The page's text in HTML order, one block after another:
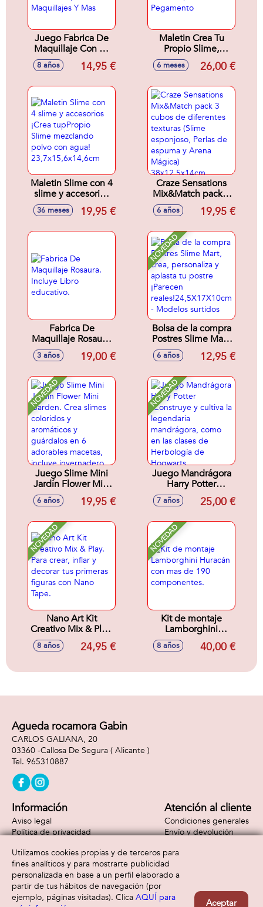
Juego Fabrica De
Maquillaje Con 20
Experimentos Crea
Pintalabios,
8 años 14,95 €
Maletin Crea Tu
Propio Slime,
Añade Purpurina O
Confetti!, Sin
6 meses 26,00 €
Maletin Slime con 4
slime y accesorios
¡Crea tupPropio
Slime mezclando
23,7x15,6x14,6cm
36 meses 19,95 €
Craze Sensations
Mix&Match pack 3
cubos de
diferentes texturas
Perlas de espuma y
Arena Mágica)
38x12,5x14cm
6 años 19,95 €
Fabrica De
Maquillaje Rosaura.
Incluye Libro
educativo.
3 años 19,00 €
NOVEDAD
Bolsa de la compra
Postres Slime Mart,
crea, personaliza y
aplasta tu postre
reales!24,5X17X10cm
- Modelos surtidos
6 años 12,95 €
NOVEDAD
Juego Slime Mini
Jardín Flower Mini
Garden. Crea
slimes coloridos y
guárdalos en 6
adorables macetas,
incluye
invernadero.
Decora a tu gusto
para crear tu propio
mundo floral.
27x25x9cm
6 años 19,95 €
NOVEDAD
Juego Mandrágora
Harry Potter
.Construye y cultiva
la legendaria
en las clases de
Herbología de
Hogwarts..
7 años 25,00 €
NOVEDAD
Nano Art Kit
Creativo Mix & Play.
Para crear, inflar y
decorar tus
con Nano Tape.
8 años 24,95 €
NOVEDAD
Kit de montaje
Lamborghini
Huracán con mas
de 190
8 años 40,00 €
Agueda rocamora Gabin
CARLOS GALIANA, 20
03360 -Callosa De Segura ( Alicante )
965310887
Información
Aviso legal
Política de privacidad
Atención al cliente
Condiciones generales
Envío y devolución
Formas de pago
Utilizamos cookies propias y de terceros para
fines analíticos y para mostrarte publicidad
personalizada en base a un perfil elaborado a
partir de tus hábitos de navegación (por
ejemplo, páginas visitadas). Clica AQUÍ para
Aceptar